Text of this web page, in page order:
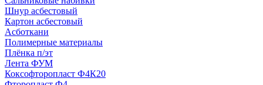
Шнур асбестовый
Картон асбестовый
Асботкани
Полимерные материалы
Плёнка п/эт
Лента ФУМ
Коксофторопласт Ф4К20